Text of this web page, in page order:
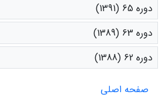
دوره 65 (1391)
دوره 63 (1389)
دوره 62 (1388)
صفحه اصلی